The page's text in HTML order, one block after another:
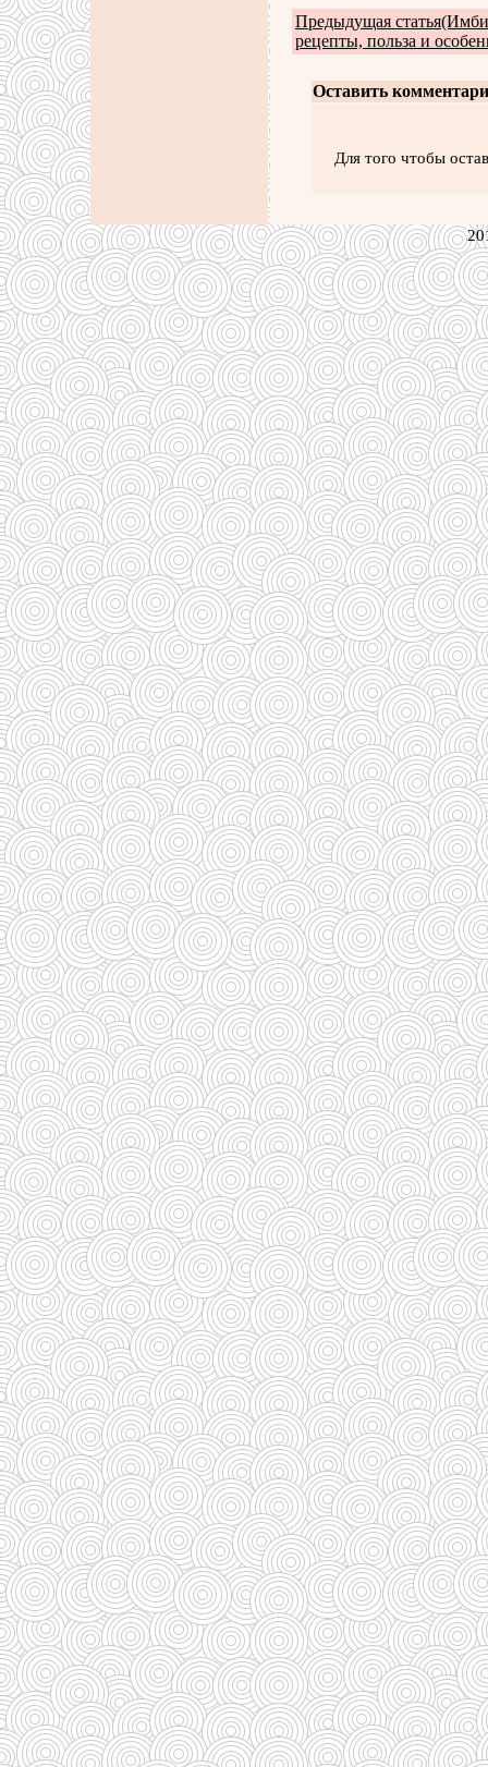
Предыдущая
рецепты, польза и
Оставить
Для того чтобы